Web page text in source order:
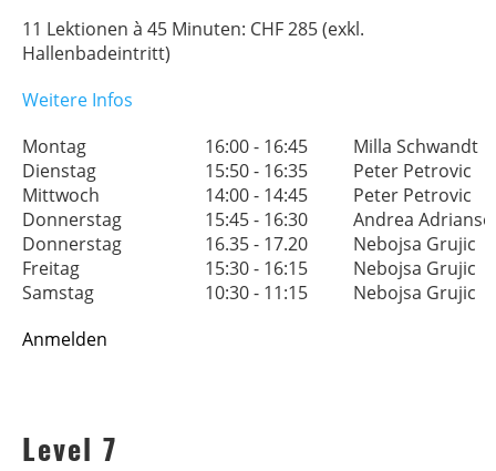
11 Lektionen à 45 Minuten: CHF 285 (exkl.
Hallenbadeintritt)
Weitere Infos
Montag
16:00 - 16:45
Milla Schwandt
Dienstag
15:50 - 16:35
Peter Petrovic
Mittwoch
14:00 - 14:45
Peter Petrovic
Donnerstag
15:45 - 16:30
Andrea
Donnerstag
16.35 - 17.20
Nebojsa Grujic
Freitag
15:30 - 16:15
Nebojsa Grujic
Samstag
10:30 - 11:15
Nebojsa Grujic
Anmelden
Level 7